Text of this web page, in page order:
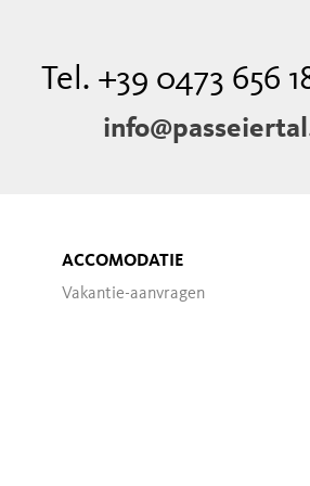
Tel. +39 0473 656
ACCOMODATIE
Vakantie-aanvragen